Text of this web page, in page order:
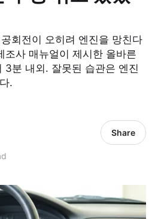
회전이 오히려 엔진을 망친다
조사 매뉴얼이 제시한 올바른
3분 내외. 잘못된 습관은 엔진
.
Share